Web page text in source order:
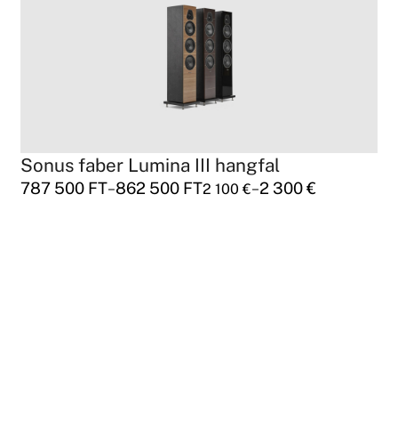
Sonus faber Lumina III hangfal
787 500 FT–862 500 FT2 100€–2 300€